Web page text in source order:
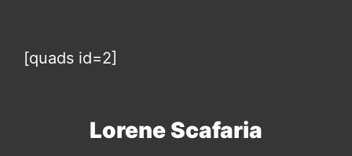
[quads id=2]
Lorene Scafaria